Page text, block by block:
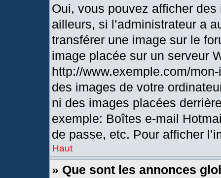
Oui, vous pouvez afficher
ailleurs, si l’administrateur a
transférer une image sur le
image placée sur un serveur
http://www.exemple.com/
des images de votre
ni des images placées
exemple: Boîtes e-mail
de passe, etc. Pour afficher
Haut
» Que sont les annonces